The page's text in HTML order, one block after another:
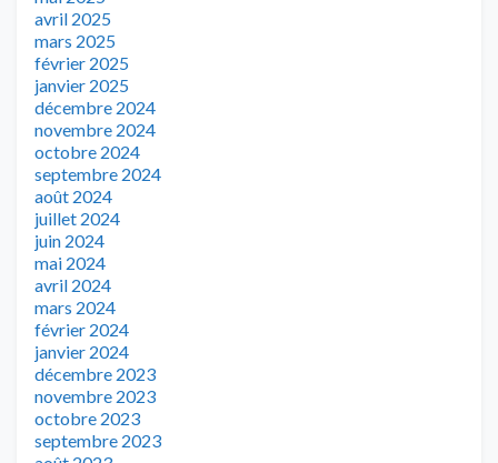
avril 2025
mars 2025
février 2025
janvier 2025
décembre 2024
novembre 2024
octobre 2024
septembre 2024
août 2024
juillet 2024
juin 2024
mai 2024
avril 2024
mars 2024
février 2024
janvier 2024
décembre 2023
novembre 2023
octobre 2023
septembre 2023